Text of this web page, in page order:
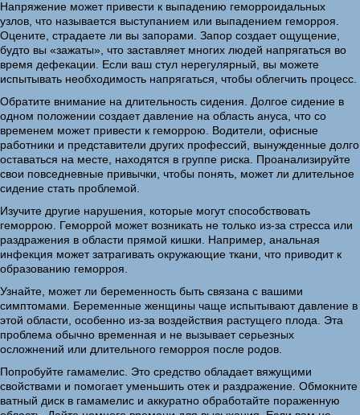
Напряжение может привести к выпадению геморроидальных
узлов, что называется выступанием или выпадением геморроя.
Оцените, страдаете ли вы запорами. Запор создает ощущение,
будто вы «зажаты», что заставляет многих людей напрягаться во
время дефекации. Если ваш стул нерегулярный, вы можете
испытывать необходимость напрягаться, чтобы облегчить процесс.
Обратите внимание на длительность сидения. Долгое сидение в
одном положении создает давление на область ануса, что со
временем может привести к геморрою. Водители, офисные
работники и представители других профессий, вынужденные долго
оставаться на месте, находятся в группе риска. Проанализируйте
свои повседневные привычки, чтобы понять, может ли длительное
сидение стать проблемой.
Изучите другие нарушения, которые могут способствовать
геморрою. Геморрой может возникать не только из-за стресса или
раздражения в области прямой кишки. Например, анальная
инфекция может затрагивать окружающие ткани, что приводит к
образованию геморроя.
Узнайте, может ли беременность быть связана с вашими
симптомами. Беременные женщины чаще испытывают давление в
этой области, особенно из-за воздействия растущего плода. Эта
проблема обычно временная и не вызывает серьезных
осложнений или длительного геморроя после родов.
Попробуйте гамамелис. Это средство обладает вяжущими
свойствами и помогает уменьшить отек и раздражение. Обмокните
ватный диск в гамамелис и аккуратно обработайте пораженную